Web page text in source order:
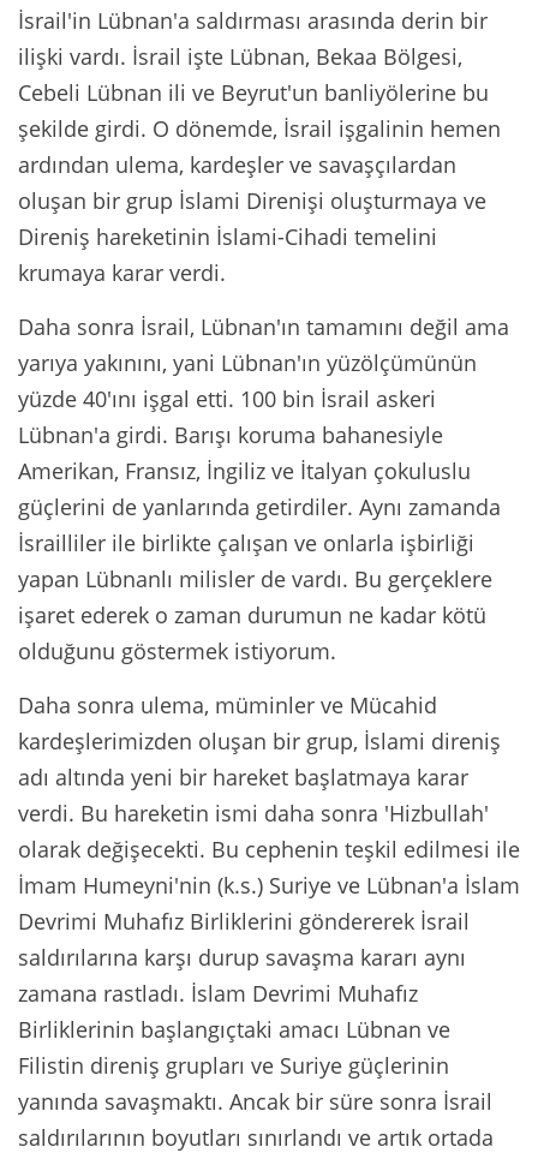
İsrail'in Lübnan'a saldırması arasında derin bir
ilişki vardı. İsrail işte Lübnan, Bekaa Bölgesi,
Cebeli Lübnan ili ve Beyrut'un banliyölerine bu
şekilde girdi. O dönemde, İsrail işgalinin hemen
ardından ulema, kardeşler ve savaşçılardan
oluşan bir grup İslami Direnişi oluşturmaya ve
Direniş hareketinin İslami-Cihadi temelini
krumaya karar verdi.
Daha sonra İsrail, Lübnan'ın tamamını değil ama
yarıya yakınını, yani Lübnan'ın yüzölçümünün
yüzde 40'ını işgal etti. 100 bin İsrail askeri
Lübnan'a girdi. Barışı koruma bahanesiyle
Amerikan, Fransız, İngiliz ve İtalyan çokuluslu
güçlerini de yanlarında getirdiler. Aynı zamanda
İsrailliler ile birlikte çalışan ve onlarla işbirliği
yapan Lübnanlı milisler de vardı. Bu gerçeklere
işaret ederek o zaman durumun ne kadar kötü
olduğunu göstermek istiyorum.
Daha sonra ulema, müminler ve Mücahid
kardeşlerimizden oluşan bir grup, İslami direniş
adı altında yeni bir hareket başlatmaya karar
verdi. Bu hareketin ismi daha sonra 'Hizbullah'
olarak değişecekti. Bu cephenin teşkil edilmesi ile
İmam Humeyni'nin (k.s.) Suriye ve Lübnan'a İslam
Devrimi Muhafız Birliklerini göndererek İsrail
saldırılarına karşı durup savaşma kararı aynı
zamana rastladı. İslam Devrimi Muhafız
Birliklerinin başlangıçtaki amacı Lübnan ve
Filistin direniş grupları ve Suriye güçlerinin
yanında savaşmaktı. Ancak bir süre sonra İsrail
saldırılarının boyutları sınırlandı ve artık ortada